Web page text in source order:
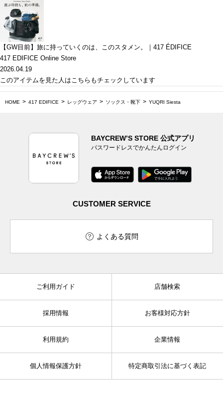
【GW目前】旅に持っていくのは、このスタメン。｜417 ÉDIFICE
417 EDIFICE Online Store
2026.04.19
このアイテムを見た人はこちらもチェックしています
HOME 417 EDIFICE レッグウェア ソックス・靴下 YUQRI Siesta
BAYCREW’S STORE 公式アプリ
パスワードレスでかんたんログイン
CUSTOMER SERVICE
よくある質問
ご利用ガイド 店舗検索
採用情報 お客様対応方針
利用規約 企業情報
個人情報保護方針 特定商取引法に基づく表記